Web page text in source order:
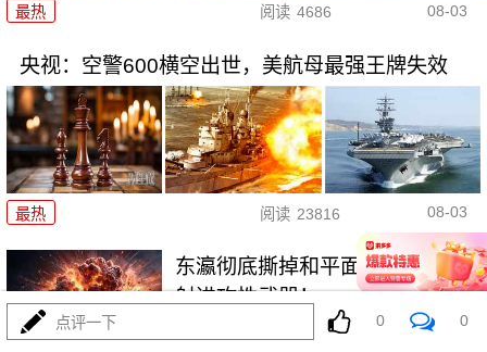
最热 阅读 4686 08-03
央视：空警600横空出世，美航母最强王牌失效
最热 阅读 23816 08-03
东瀛彻底撕掉和平面具，公然发
射进攻性武器！
点评一下 0 0